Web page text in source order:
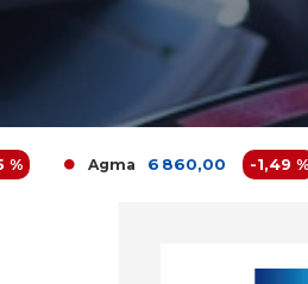
Agma 6 860,00 -1,49 %